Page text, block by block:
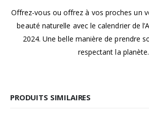
Offrez-vous ou offrez à vos proches un
beauté naturelle avec le calendrier de
2024. Une belle manière de prendre
respectant la planète.
PRODUITS SIMILAIRES